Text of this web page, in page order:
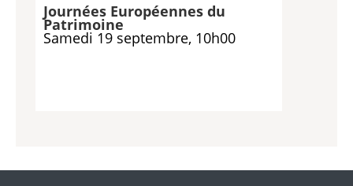
Journées Européennes du
Patrimoine
Samedi 19 septembre, 10h00